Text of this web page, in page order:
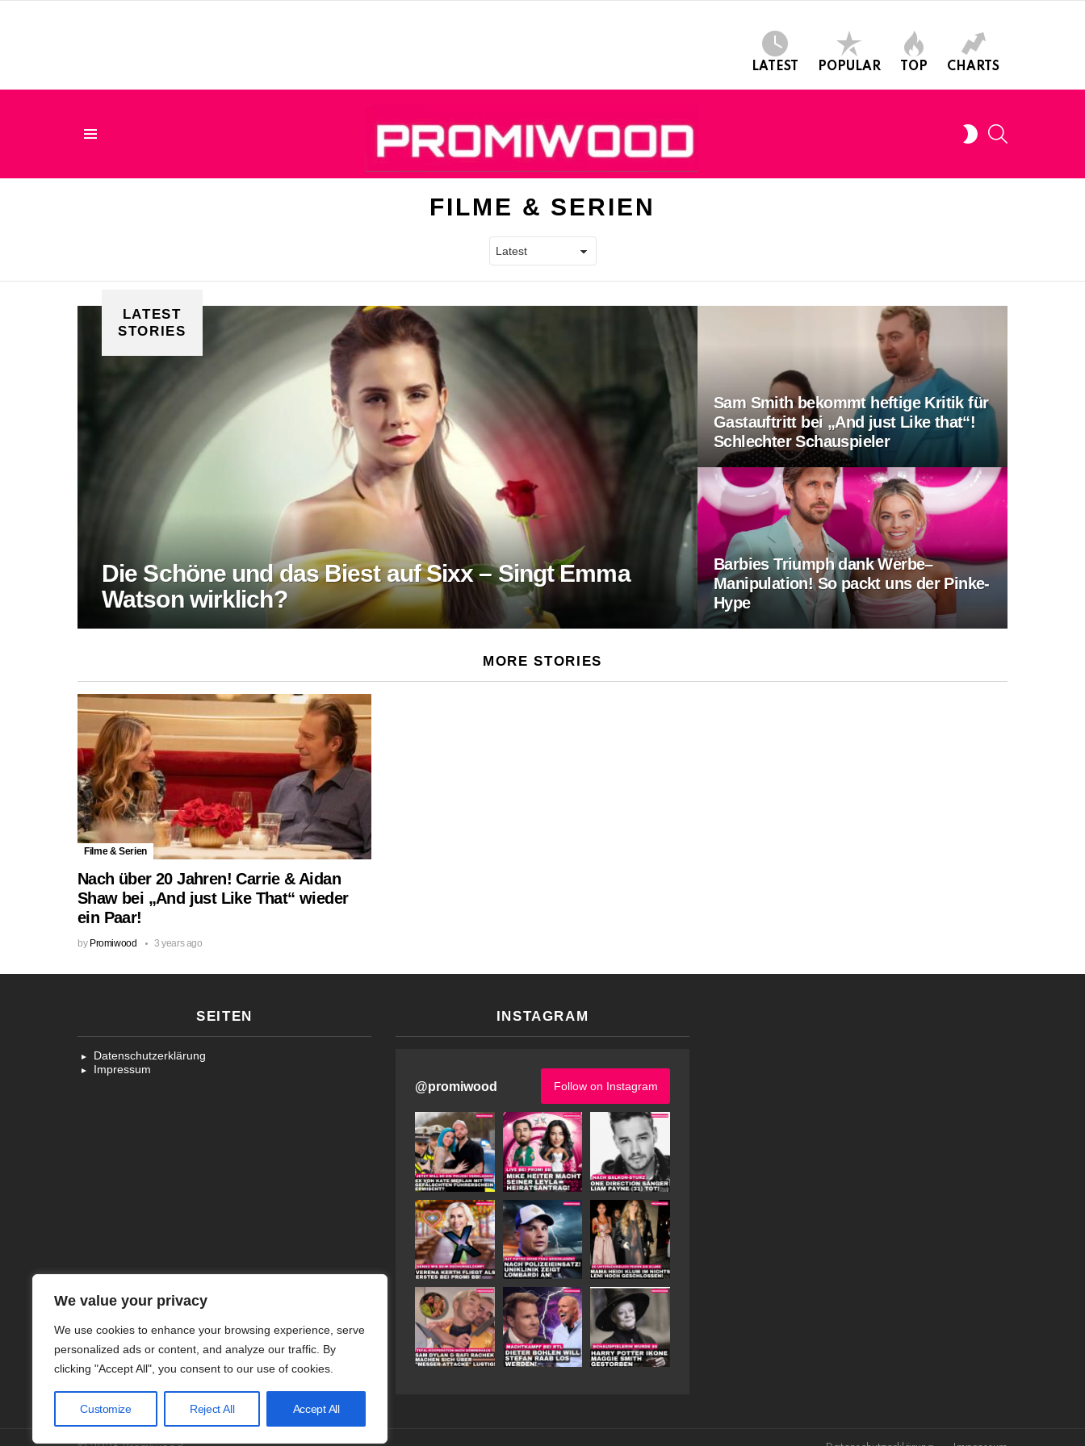
We value your privacy
We use cookies to enhance your browsing experience, serve
personalized ads or content, and analyze our traffic. By
clicking "Accept All", you consent to our use of cookies.
Customize Reject All Accept All
LATEST POPULAR TOP CHARTS
SWITCH
SKIN
FILME & SERIEN
LATEST
STORIES
Die Schöne und das Biest auf Sixx – Singt Emma
Watson wirklich?
Sam Smith bekommt heftige Kritik für
Gastauftritt bei „And just Like that“!
Schlechter Schauspieler
Barbies Triumph dank Werbe–
Manipulation! So packt uns der Pinke-
Hype
MORE STORIES
Filme & Serien
Nach über 20 Jahren! Carrie & Aidan
Shaw bei „And just Like That“ wieder
ein Paar!
by Promiwood 3 years ago
SEITEN
Datenschutzerklärung
Impressum
INSTAGRAM
@promiwood Follow on Instagram